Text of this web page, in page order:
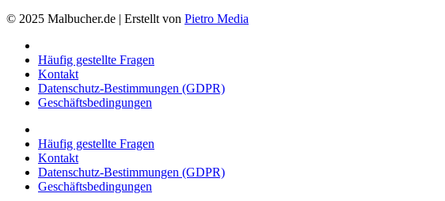
© 2025 Malbucher.de | Erstellt von Pietro Media
Häufig gestellte Fragen
Kontakt
Datenschutz-Bestimmungen (GDPR)
Geschäftsbedingungen
Häufig gestellte Fragen
Kontakt
Datenschutz-Bestimmungen (GDPR)
Geschäftsbedingungen